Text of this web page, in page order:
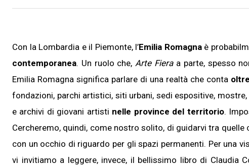
Con la Lombardia e il Piemonte, l’Emilia Romagnaè
contemporanea. Un ruolo che, Arte Fieraa parte, spesso
Emilia Romagna significa parlare di una realtà che conta
fondazioni, parchi artistici, siti urbani, sedi espositive,
e archivi di giovani artisti nelle province del territorio.
Cercheremo, quindi, come nostro solito, di guidarvi tra
con un occhio di riguardo per gli spazi permanenti. Per una
vi invitiamo a leggere, invece, il bellissimo libro di Claudia